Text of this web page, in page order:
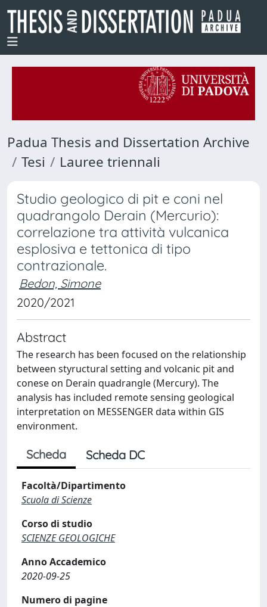
Padua Thesis and Dissertation Archive
Tesi
Lauree triennali
Studio geologico di pit e coni nel
quadrangolo Derain (Mercurio):
correlazione tra attività vulcanica
esplosiva e tettonica di tipo
contrazionale.
Bedon, Simone
2020/2021
Abstract
The research has been focused on the relationship
between styructural setting and volcanic pit and
conese on Derain quadrangle (Mercury). The
analysis has included remote sensing geological
interpretation on MESSENGER data within GIS
environment.
Scheda Scheda DC
Facoltà/Dipartimento
Scuola di Scienze
Corso di studio
SCIENZE GEOLOGICHE
Anno Accademico
2020-09-25
Numero di pagine